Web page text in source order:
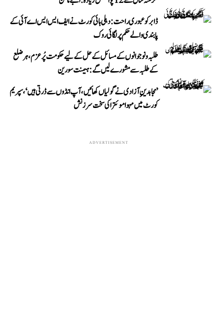
ڈابر کو عبوری راحت: دہلی ہائی کورٹ نے ایف ایس ایس اے آئی کے
پابندی والے حکم پر لگائی روک
طلبہ و نوجوانوں کے مسائل کے حل کے لیے حکومت پُرعزم، ہر ضلع
کے طلبہ سے مشورے لیں گے: ہیمنت سورین
’مجاہدینِ آزادی نے گولیاں کھائیں، آپ انڈوں سے ڈرتی ہیں‘، سپریم
کورٹ میں مہوا موئترا کی سخت سرزنش
ADVERTISEMENT